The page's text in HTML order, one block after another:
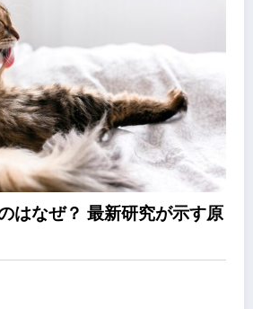
はなぜ？ 最新研究が示す原